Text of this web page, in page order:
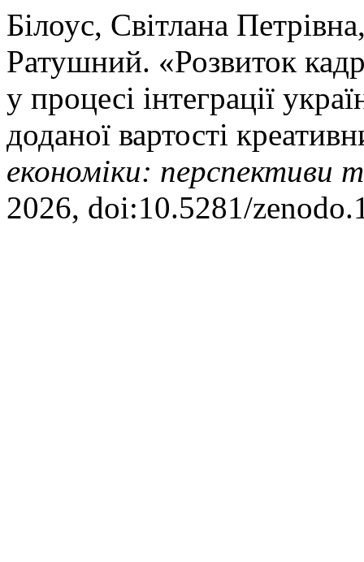
Білоус, Світлана
Ратушний. «Розвиток
у процесі інтеграції
доданої вартості
економіки: перспективи
2026, doi:10.5281/